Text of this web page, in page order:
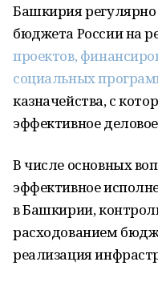
Башкирия регулярно
бюджета России на
проектов,
социальных
казначейства, с
эффективное
В числе основных
эффективное
в Башкирии,
расходованием
реализация